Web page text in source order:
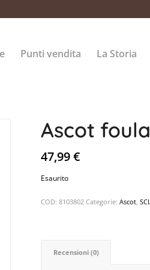
Punti vendita La Storia
Ascot
47,99€
Esaurito
COD:8103802 Categorie:Ascot,
Recensioni (0)